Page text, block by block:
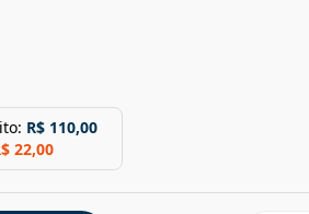
R$ 110,00
22,00